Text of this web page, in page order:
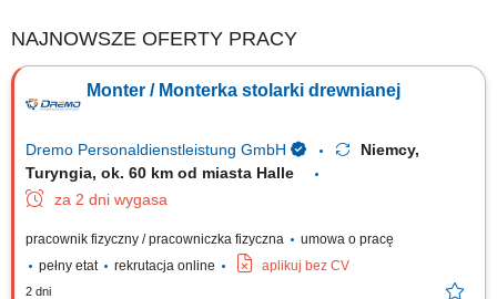
NAJNOWSZE OFERTY PRACY
Monter / Monterka stolarki drewnianej
Dremo Personaldienstleistung GmbH
Niemcy,
Turyngia, ok. 60 km od miasta Halle
za 2 dni wygasa
pracownik fizyczny / pracowniczka fizyczna
umowa o pracę
pełny etat
rekrutacja online aplikuj bez CV
2 dni